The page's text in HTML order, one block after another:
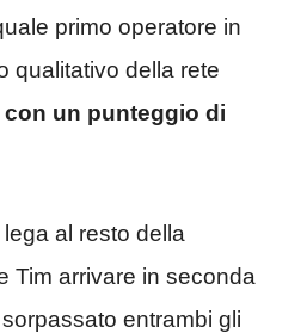
primo operatore in
qualitativo della rete
con un punteggio di
al resto della
Tim arrivare in seconda
entrambi gli